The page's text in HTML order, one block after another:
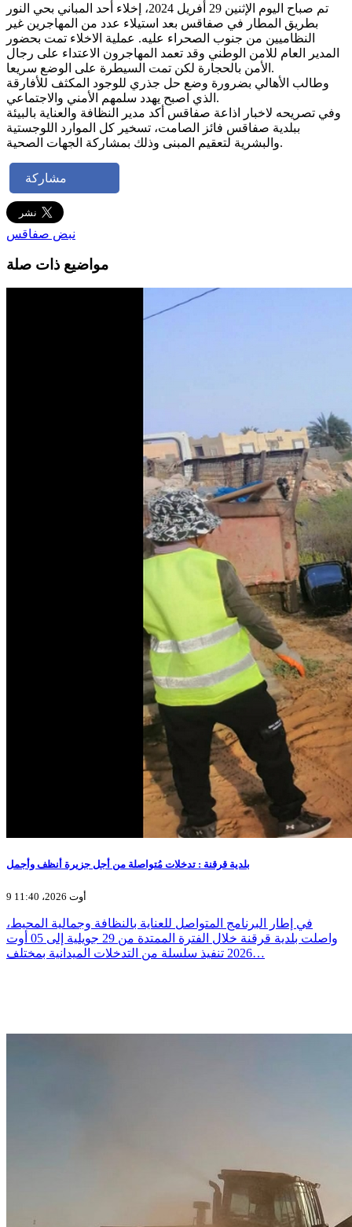
تم صباح اليوم الإثنين 29 أفريل 2024، إخلاء أحد المباني بحي النور
بطريق المطار في صفاقس بعد استيلاء عدد من المهاجرين غير
النظاميين من جنوب الصحراء عليه. عملية الاخلاء تمت بحضور
المدير العام للامن الوطني وقد تعمد المهاجرون الاعتداء على رجال
الأمن بالحجارة لكن تمت السيطرة على الوضع سريعا.
وطالب الأهالي بضرورة وضع حل جذري للوجود المكثف للأفارقة
الذي اصبح يهدد سلمهم الأمني والاجتماعي.
وفي تصريحه لاخبار اذاعة صفاقس أكد مدير النظافة والعناية بالبيئة
ببلدية صفاقس فائز الصامت، تسخير كل الموارد اللوجستية
والبشرية لتعقيم المبنى وذلك بمشاركة الجهات الصحية.
مشاركة
نبض صفاقس
مواضيع ذات صلة
بلدية قرقنة : تدخلات مُتواصلة من أجل جزيرة أنظف وأجمل
9 أوت 2026، 11:40
في إطار البرنامج المتواصل للعناية بالنظافة وجمالية المحيط،
واصلت بلدية قرقنة خلال الفترة الممتدة من 29 جويلية إلى 05 أوت
2026 تنفيذ سلسلة من التدخلات الميدانية بمختلف…